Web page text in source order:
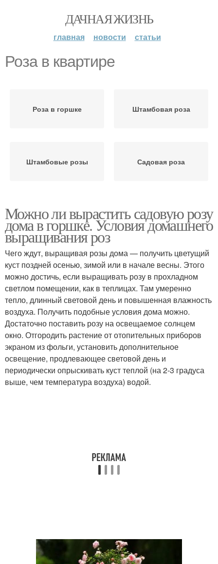
ДАЧНАЯ ЖИЗНЬ
главная новости статьи
Роза в квартире
Роза в горшке Штамбовая роза
Штамбовые розы Садовая роза
Можно ли вырастить садовую розу
дома в горшке. Условия домашнего
выращивания роз
Чего ждут, выращивая розы дома — получить цветущий
куст поздней осенью, зимой или в начале весны. Этого
можно достичь, если выращивать розу в прохладном
светлом помещении, как в теплицах. Там умеренно
тепло, длинный световой день и повышенная влажность
воздуха. Получить подобные условия дома можно.
Достаточно поставить розу на освещаемое солнцем
окно. Отгородить растение от отопительных приборов
экраном из фольги, установить дополнительное
освещение, продлевающее световой день и
периодически опрыскивать куст теплой (на 2-3 градуса
выше, чем температура воздуха) водой.